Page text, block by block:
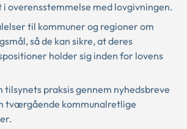
overensstemmelse med lovgivningen.
til kommuner og regioner om
så de kan sikre, at deres
holder sig inden for lovens
tilsynets praksis gennem nyhedsbreve
tværgående kommunalretlige